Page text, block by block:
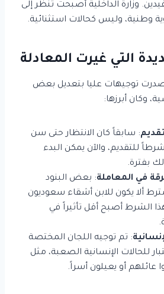
وزارة الداخلية أصبحت تنظر إلى
وطنية، وليس كحالات استثنائية.
التي غيرت المعادلة
صدرت توجيهات عليا بتعديل بعض
وكان أبرزها:
: سابقاً كان الانتظار حتى سن
سنة) شرطاً للتقديم، والآن يمكن البدء
بفترة.
في المعاملة: بعض البنود
ألا يكون للابن أشقاء سعوديون
الشرط أصبح أقل تأثيراً في
: تم توجيه اللجان المختصة
للحالات الإنسانية الصعبة، مثل
عائلهم أو يعيلون أسراً.